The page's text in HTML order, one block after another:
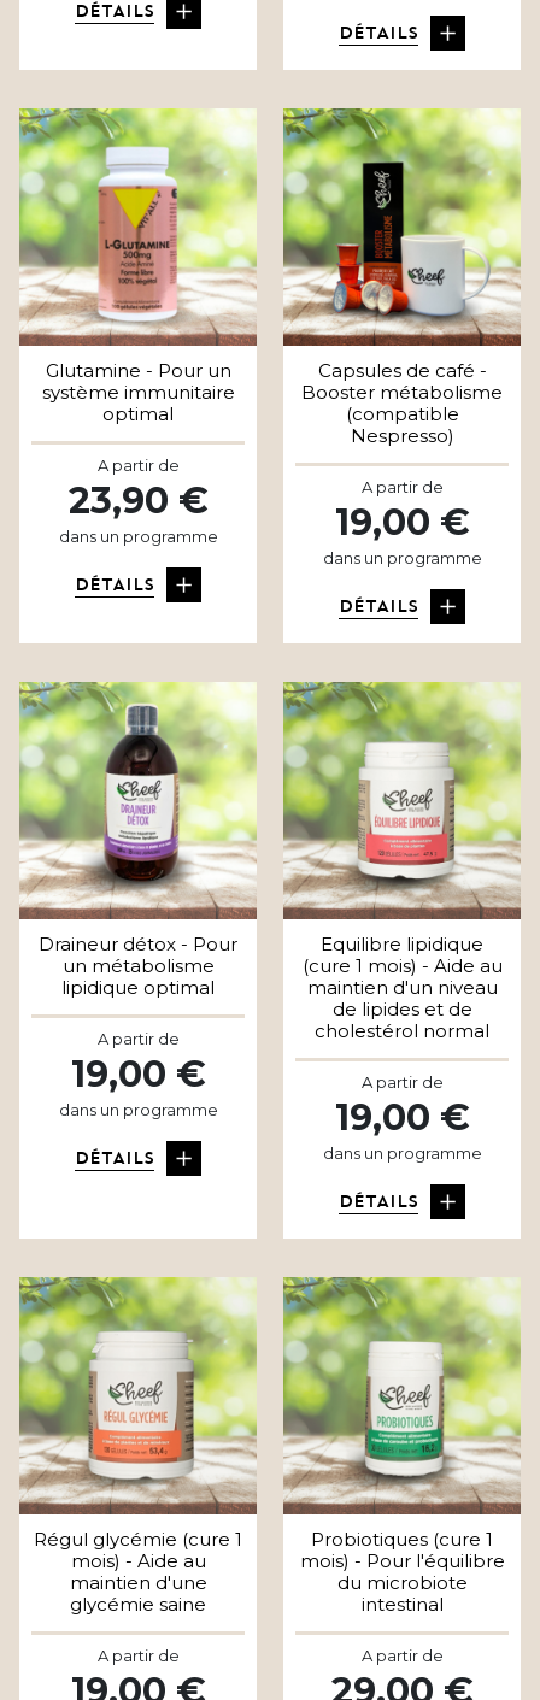
DÉTAILS
DÉTAILS
Glutamine - Pour un
système immunitaire
optimal
A partir de
23,90 €
dans un programme
DÉTAILS
Capsules de café -
Booster métabolisme
(compatible
Nespresso)
A partir de
19,00 €
dans un programme
DÉTAILS
Draineur détox - Pour
un métabolisme
lipidique optimal
A partir de
19,00 €
dans un programme
DÉTAILS
Equilibre lipidique
(cure 1 mois) - Aide au
maintien d'un niveau
de lipides et de
cholestérol normal
A partir de
19,00 €
dans un programme
DÉTAILS
Régul glycémie (cure 1
mois) - Aide au
maintien d'une
glycémie saine
A partir de
Probiotiques (cure 1
mois) - Pour l'équilibre
du microbiote
intestinal
A partir de